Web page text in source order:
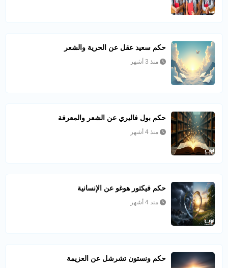
حكم سعيد عقل عن الحرية والشعر
منذ 3 أشهر
حكم بول فاليري عن الشعر والمعرفة
منذ 4 أشهر
حكم فيكتور هوغو عن الإنسانية
منذ 4 أشهر
حكم ونستون تشرشل عن العزيمة